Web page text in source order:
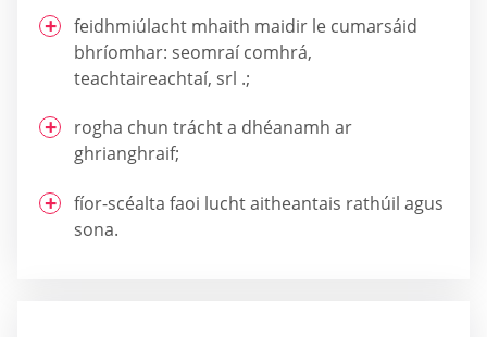
feidhmiúlacht mhaith maidir le cumarsáid
bhríomhar: seomraí comhrá,
teachtaireachtaí, srl .;
rogha chun trácht a dhéanamh ar
ghrianghraif;
fíor-scéalta faoi lucht aitheantais rathúil agus
sona.